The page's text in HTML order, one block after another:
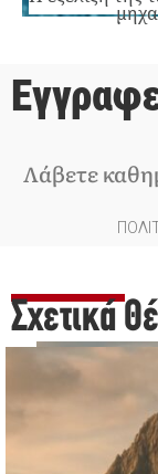
Λάβετε
Σχετικά